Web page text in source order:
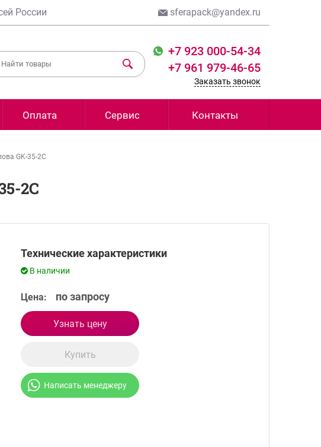
России sferapack@yandex.ru
+7 923 000-54-34
+7 961 979-46-65
Заказать звонок
Оплата Сервис Контакты
GK-35-2C
2C
Технические характеристики
В наличии
Цена: по запросу
Узнать цену
Купить
Написать менеджеру